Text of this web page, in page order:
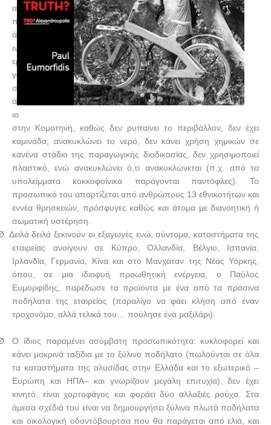
α
πρ
άσ
ινο
ερ
γο
στ
άσ
ιο
στην Κομοτηνή, καθώς δεν ρυπαίνει το περιβάλλον, δεν έχει
καμινάδα, ανακυκλώνει το νερό, δεν κάνει χρήση χημικών σε
κανένα στάδιο της παραγωγικής διαδικασίας, δεν χρησιμοποιεί
πλαστικό, ενώ ανακυκλώνει ό,τι ανακυκλώνεται (π.χ. από τα
υπολείμματα κοκκοφοίνικα παράγονται παντόφλες). Το
προσωπικό του απαρτίζεται από ανθρώπους 13 εθνικοτήτων και
εννέα θρησκειών, πρόσφυγες καθώς και άτομα με διανοητική ή
σωματική υστέρηση.
Δειλά δειλά ξεκινούν οι εξαγωγές ενώ, σύντομα, καταστήματα της
εταιρείας ανοίγουν σε Κύπρο, Ολλανδία, Βέλγιο, Ισπανία,
Ιρλανδία, Γερμανία, Κίνα και στο Μανχάταν της Νέας Υόρκης,
όπου, σε μια ιδιοφυή προωθητική ενέργεια, ο Παύλος
Ευμορφίδης, παρέδωσε τα προϊόντα με ένα από τα πράσινα
ποδήλατα της εταιρείας (παραλίγο να φάει κλήση από έναν
τροχονόμο, αλλά τελικά του… πούλησε ένα μαξιλάρι).
Ο ίδιος παραμένει ασύμβατη προσωπικότητα: κυκλοφορεί και
κάνει μακρινά ταξίδια με το ξύλινο ποδήλατο (πωλούνται σε όλα
τα καταστήματα της αλυσίδας στην Ελλάδα και το εξωτερικό –
Ευρώπη και ΗΠΑ– και γνωρίζουν μεγάλη επιτυχία), δεν έχει
κινητό, είναι χορτοφάγος και φοράει δύο αλλαξιές ρούχα. Στα
άμεσα σχέδιά του είναι να δημιουργήσει ξύλινα πλωτά ποδήλατα
και οικολογική οδοντόβουρτσα που θα παράγεται από ελιά, και